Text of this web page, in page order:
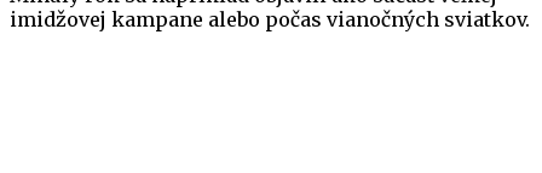
imidžovej kampane alebo počas vianočných sviatkov.